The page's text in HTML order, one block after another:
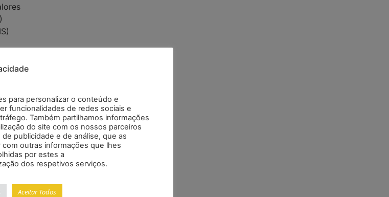
50
100 / 400 / 750 V; ±(1,2 % + 5
dígitos)
(2,0 % + 5 dígitos)
para personalizar o conteúdo e
funcionalidades de redes sociais e
Também partilhamos informações
do site com os nossos parceiros
publicidade e de análise, que as
com outras informações que lhes
por estes a
dos respetivos serviços.
Aceitar Todos